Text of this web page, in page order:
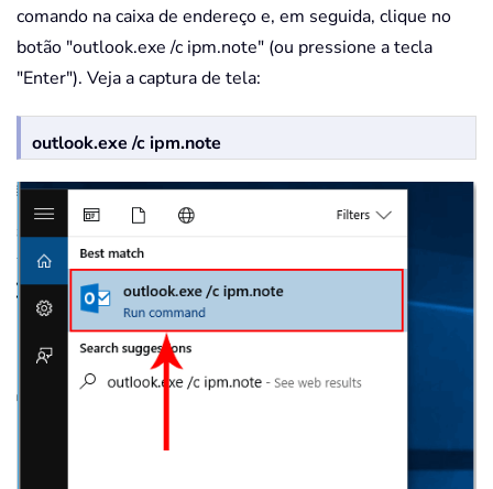
comando na caixa de endereço e, em seguida, clique no
botão "outlook.exe /c ipm.note" (ou pressione a tecla
"Enter"). Veja a captura de tela:
outlook.exe /c ipm.note